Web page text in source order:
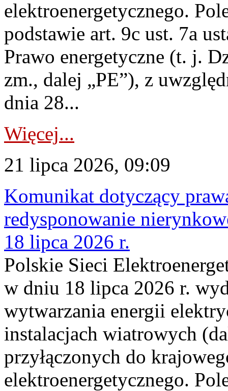
elektroenergetycznego.
podstawie art. 9c ust. 7a
Prawo energetyczne (t. j.
zm., dalej „PE”), z
dnia 28...
Więcej...
21 lipca 2026, 09:09
Komunikat dotyczący
redysponowanie
18 lipca 2026 r.
Polskie Sieci
w dniu 18 lipca 2026 r.
wytwarzania energii
instalacjach wiatrowych
przyłączonych do
elektroenergetycznego.